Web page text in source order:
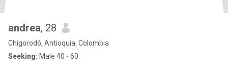
andrea, 28
Chigorodó, Antioquia, Colombia
Seeking: Male 40 - 60